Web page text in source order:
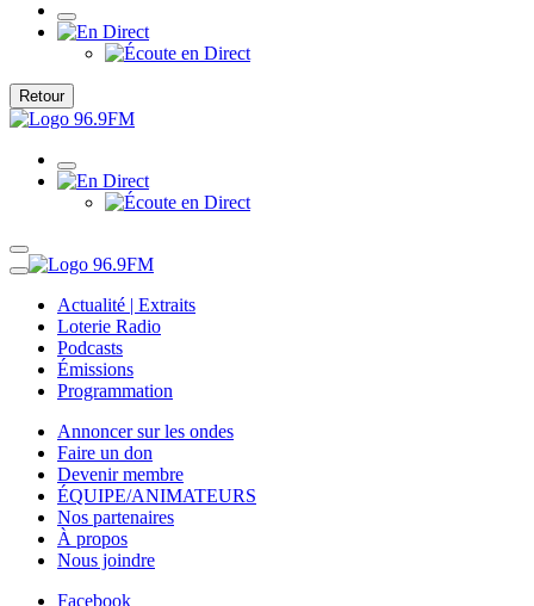
Retour
Actualité | Extraits
Loterie Radio
Podcasts
Émissions
Programmation
Annoncer sur les ondes
Faire un don
Devenir membre
ÉQUIPE/ANIMATEURS
Nos partenaires
À propos
Nous joindre
Facebook